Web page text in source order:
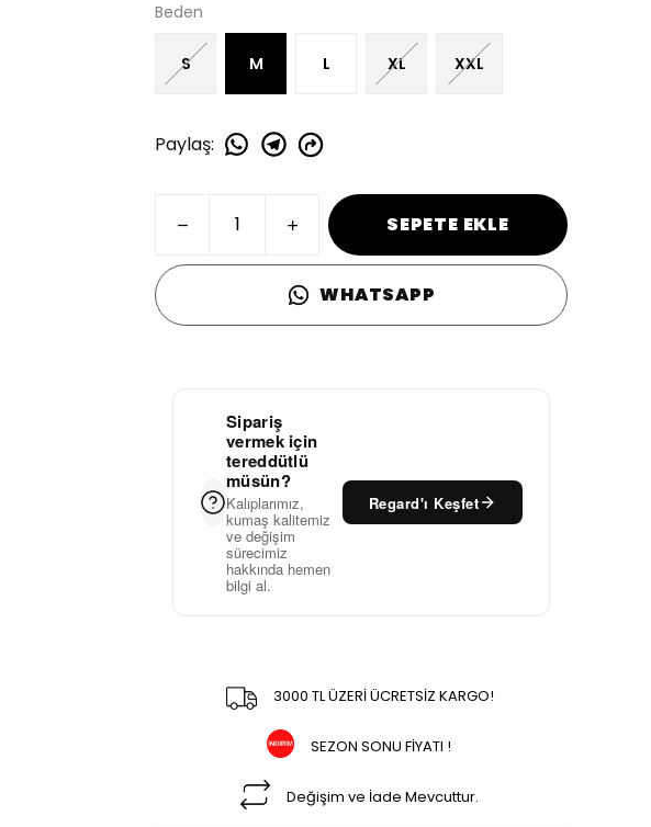
Beden
S M L XL XXL
Paylaş:
SEPETE EKLE
WHATSAPP
Sipariş
vermek için
tereddütlü
müsün?
Kalıplarımız,
kumaş kalitemiz
ve değişim
sürecimiz
hakkında hemen
bilgi al.
Regard'ı Keşfet
3000 TL ÜZERİ ÜCRETSİZ KARGO!
SEZON SONU FİYATI !
Değişim ve İade Mevcuttur.